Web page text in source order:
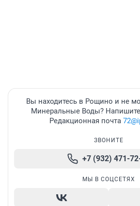
Вы находитесь в Рощино и не
Минеральные Воды?
Редакционная почта
ЗВОНИТЕ
+7 (932) 471-
МЫ В СОЦСЕТЯХ